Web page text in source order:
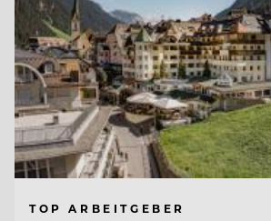
TOP ARBEITGEBER